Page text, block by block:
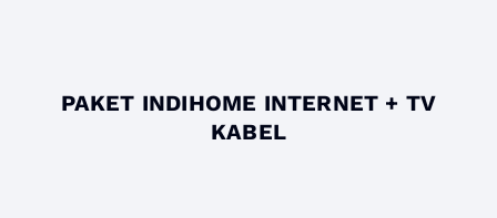
PAKET INDIHOME INTERNET + TV
KABEL